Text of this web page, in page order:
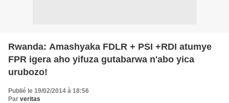
Rwanda: Amashyaka FDLR + PSI +RDI atumye
FPR igera aho yifuza gutabarwa n'abo yica
urubozo!
Publié le 19/02/2014 à 18:56
Par veritas